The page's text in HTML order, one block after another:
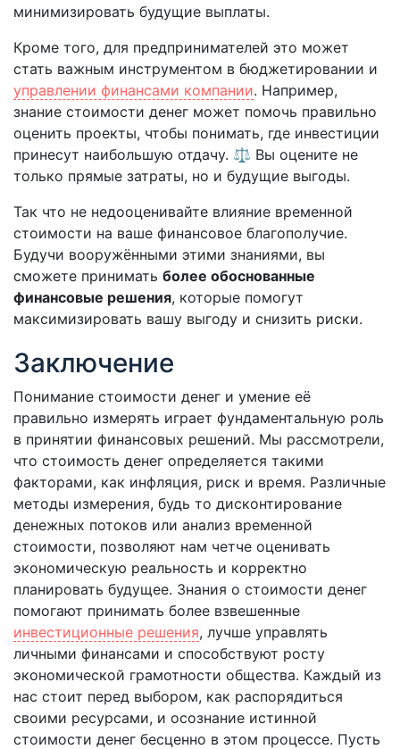
минимизировать будущие выплаты.
Кроме того, для предпринимателей это может
стать важным инструментом в бюджетировании и
управлении финансами компании. Например,
знание стоимости денег может помочь правильно
оценить проекты, чтобы понимать, где инвестиции
принесут наибольшую отдачу. ⚖️ Вы оцените не
только прямые затраты, но и будущие выгоды.
Так что не недооценивайте влияние временной
стоимости на ваше финансовое благополучие.
Будучи вооружёнными этими знаниями, вы
сможете принимать более обоснованные
финансовые решения, которые помогут
максимизировать вашу выгоду и снизить риски.
Заключение
Понимание стоимости денег и умение её
правильно измерять играет фундаментальную роль
в принятии финансовых решений. Мы рассмотрели,
что стоимость денег определяется такими
факторами, как инфляция, риск и время. Различные
методы измерения, будь то дисконтирование
денежных потоков или анализ временной
стоимости, позволяют нам четче оценивать
экономическую реальность и корректно
планировать будущее. Знания о стоимости денег
помогают принимать более взвешенные
инвестиционные решения, лучше управлять
личными финансами и способствуют росту
экономической грамотности общества. Каждый из
нас стоит перед выбором, как распорядиться
своими ресурсами, и осознание истинной
стоимости денег бесценно в этом процессе. Пусть